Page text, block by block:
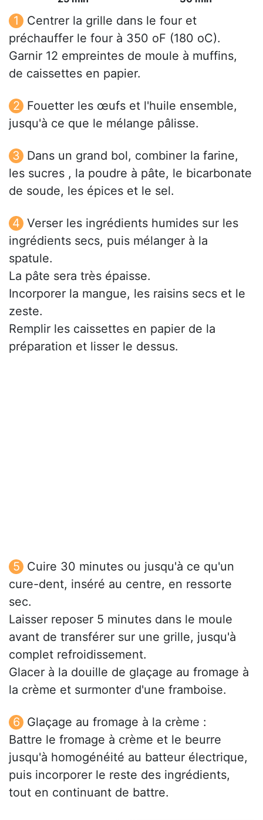
Centrer la grille dans le four et
préchauffer le four à 350 oF (180 oC).
Garnir 12 empreintes de moule à muffins,
de caissettes en papier.
Fouetter les œufs et l'huile ensemble,
jusqu'à ce que le mélange pâlisse.
Dans un grand bol, combiner la farine,
les sucres , la poudre à pâte, le bicarbonate
de soude, les épices et le sel.
Verser les ingrédients humides sur les
ingrédients secs, puis mélanger à la
spatule.
La pâte sera très épaisse.
Incorporer la mangue, les raisins secs et le
zeste.
Remplir les caissettes en papier de la
préparation et lisser le dessus.
Cuire 30 minutes ou jusqu'à ce qu'un
cure-dent, inséré au centre, en ressorte
sec.
Laisser reposer 5 minutes dans le moule
avant de transférer sur une grille, jusqu'à
complet refroidissement.
Glacer à la douille de glaçage au fromage à
la crème et surmonter d'une framboise.
Glaçage au fromage à la crème :
Battre le fromage à crème et le beurre
jusqu'à homogénéité au batteur électrique,
puis incorporer le reste des ingrédients,
tout en continuant de battre.